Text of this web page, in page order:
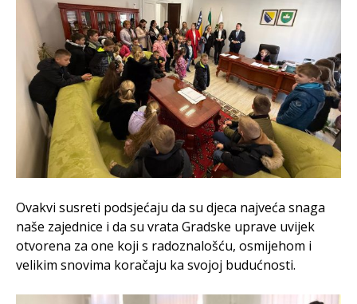
Ovakvi susreti podsjećaju da su djeca najveća snaga
naše zajednice i da su vrata Gradske uprave uvijek
otvorena za one koji s radoznalošću, osmijehom i
velikim snovima koračaju ka svojoj budućnosti.